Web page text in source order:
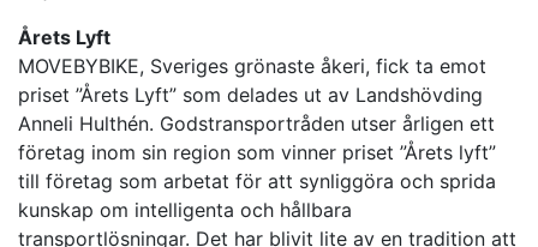
Årets Lyft
MOVEBYBIKE, Sveriges grönaste åkeri, fick ta emot
priset ”Årets Lyft” som delades ut av Landshövding
Anneli Hulthén. Godstransportråden utser årligen ett
företag inom sin region som vinner priset ”Årets lyft”
till företag som arbetat för att synliggöra och sprida
kunskap om intelligenta och hållbara
transportlösningar. Det har blivit lite av en tradition att